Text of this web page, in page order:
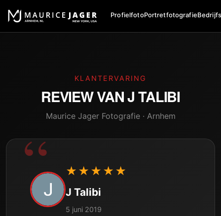
ProfielfotoPortretfotografie
KLANTERVARING
REVIEW VANJ TALIBI
Maurice Jager Fotografie · Arnhem
★★★★★
J Talibi
5 juni 2019